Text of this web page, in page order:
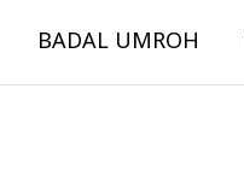
BADAL UMROH